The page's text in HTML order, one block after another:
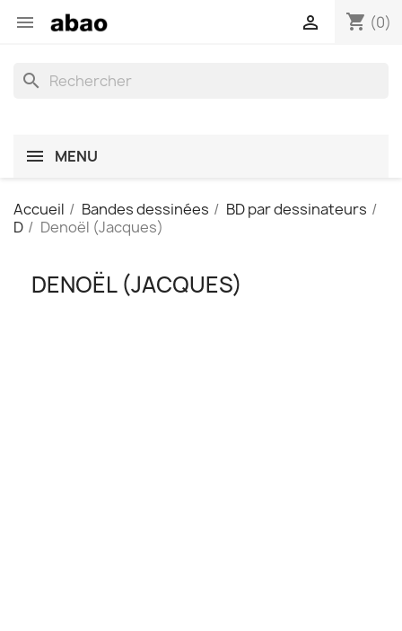
 shopping_cart (0)

search
MENU
Accueil Bandes dessinées
BD par dessinateurs
D
Denoël (Jacques)
DENOËL (JACQUES)